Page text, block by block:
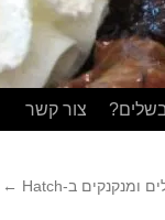
צור קשר
←